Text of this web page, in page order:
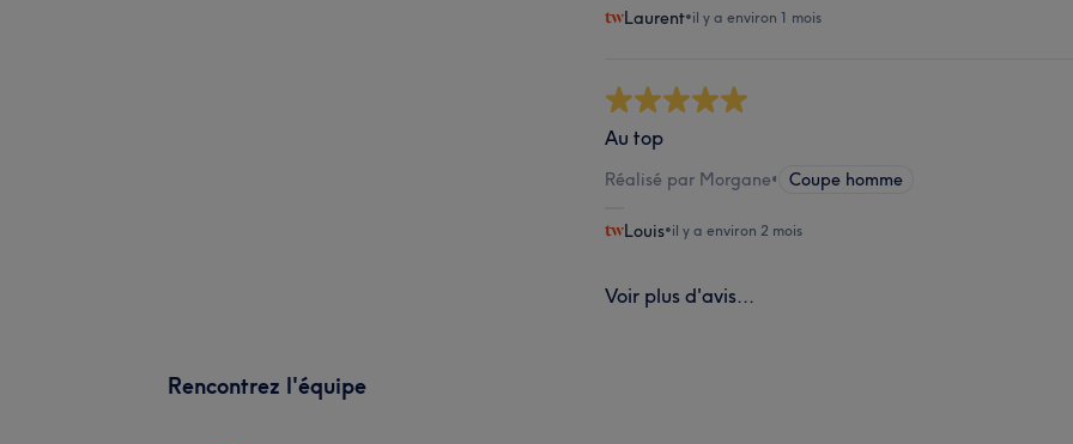
Laurent•il y a environ 1 mois
Au top
Réalisé par Morgane• Coupe homme
Louis•il y a environ 2 mois
Voir plus d'avis...
Rencontrez l'équipe